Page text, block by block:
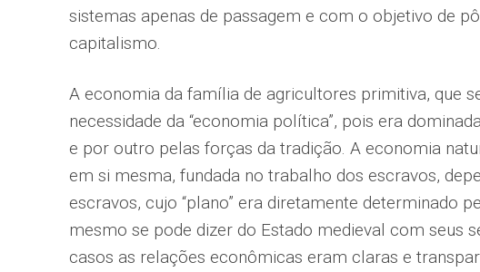
sistemas apenas de passagem e com o objetivo de
capitalismo.
A economia da família de agricultores primitiva, que
necessidade da “economia política”, pois era
e por outro pelas forças da tradição. A economia
em si mesma, fundada no trabalho dos escravos,
escravos, cujo “plano” era diretamente determinado
mesmo se pode dizer do Estado medieval com seus
casos as relações econômicas eram claras e